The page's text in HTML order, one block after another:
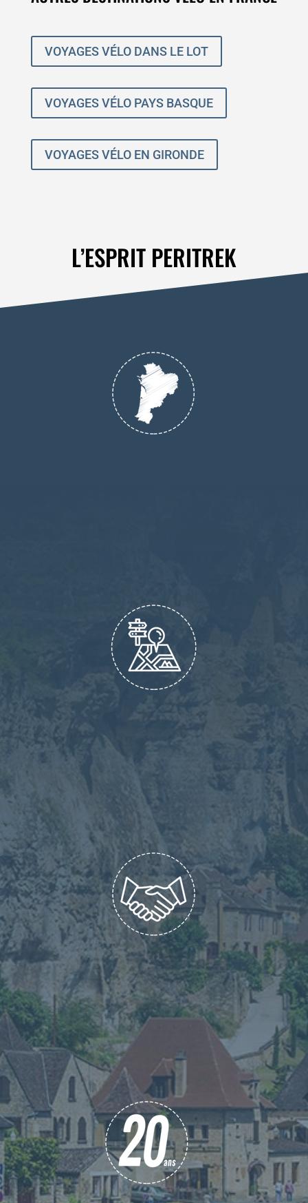
VOYAGES VÉLO DANS LE LOT
VOYAGES VÉLO PAYS BASQUE
VOYAGES VÉLO EN GIRONDE
L’ESPRIT PERITREK
Des séjours "fait maison"
Chez nous 95% des voyages sont repérés et
crées en interne. Cela nous permet de vous
garantir des séjours qui ne ressemblent à
aucuns autres, des prestations testées et
maitrisées à des prix très compétitifs.
Un interlocuteur direct
Depuis nos débuts nous avons toujours traité en
direct avec nos clients, chez nous pas
d’intermédiaire. Nous pouvons ainsi vous
proposer des conseils personnalisés et faire
preuve d’une réactivité à toutes épreuves.